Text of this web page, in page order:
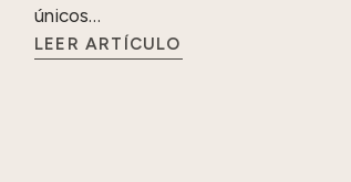
únicos…
LEER ARTÍCULO